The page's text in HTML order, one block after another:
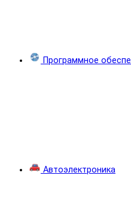
Программное
Автоэлектроника